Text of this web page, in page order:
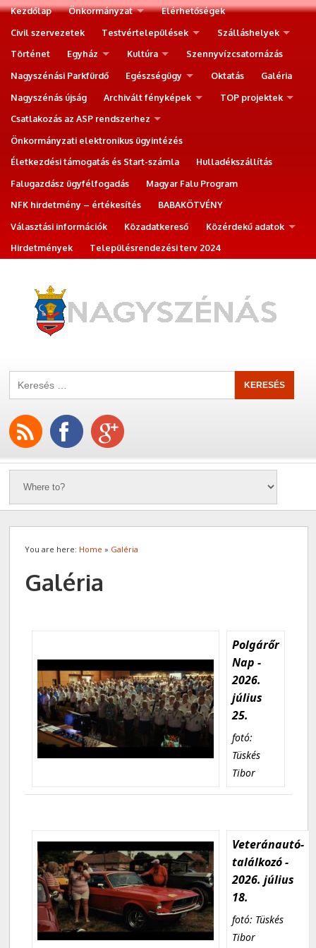
Kezdőlap Önkormányzat
Elérhetőségek
Civil szervezetek
Testvértelepülések
Szálláshelyek
Történet
Egyház Kultúra
Szennyvízcsatornázás
Nagyszénási Parkfürdő
Egészségügy Oktatás
Galéria
Nagyszénás újság
Archivált fényképek
TOP projektek
Csatlakozás az ASP rendszerhez
Önkormányzati elektronikus ügyintézés
Életkezdési támogatás és Start-számla
Hulladékszállítás
Falugazdász ügyfélfogadás
Magyar Falu Program
NFK hirdetmény – értékesítés
BABAKÖTVÉNY
Választási információk
Közadatkereső
Közérdekű adatok
Hirdetmények
Településrendezési terv 2024
You are here: Home » Galéria
Galéria
Polgárőr
Nap -
2026.
július
25.
fotó:
Tüskés
Tibor
Veteránautó-
találkozó -
2026. július
18.
fotó: Tüskés
Tibor